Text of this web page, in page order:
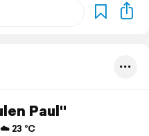
Paul"
23 °C